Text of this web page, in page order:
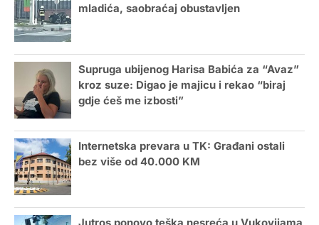
mladića, saobraćaj obustavljen
Supruga ubijenog Harisa Babića za “Avaz”
kroz suze: Digao je majicu i rekao “biraj
gdje ćeš me izbosti”
Internetska prevara u TK: Građani ostali
bez više od 40.000 KM